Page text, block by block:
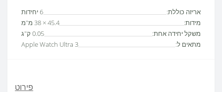
אריזה כוללת:
6 יחידות
מידות:
45.4 × 38 מ"מ
משקל יחידה אחת:
0.05 ק"ג
מתאים ל:
Apple Watch Ultra 3
פירוט